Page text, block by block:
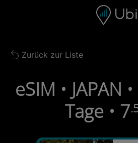
Navigationsleiste
Back to list
Zurück zur Liste
eSIM • JAPAN
Tage • 7